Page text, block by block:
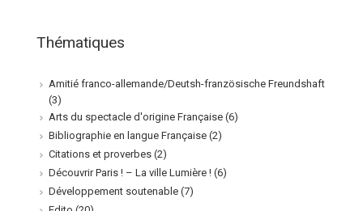
Thématiques
Amitié franco-allemande/Deutsh-französische Freundshaft
(3)
Arts du spectacle d'origine Française (6)
Bibliographie en langue Française (2)
Citations et proverbes (2)
Découvrir Paris ! – La ville Lumière ! (6)
Développement soutenable (7)